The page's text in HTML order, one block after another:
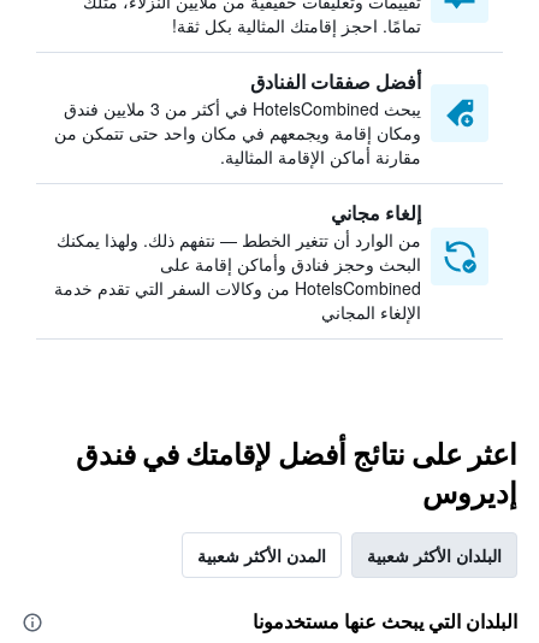
تمامًا. احجز إقامتك المثالية بكل ثقة!
أفضل صفقات الفنادق
يبحث HotelsCombined في أكثر من 3 ملايين فندق
ومكان إقامة ويجمعهم في مكان واحد حتى تتمكن من
مقارنة أماكن الإقامة المثالية.
إلغاء مجاني
من الوارد أن تتغير الخطط — نتفهم ذلك. ولهذا يمكنك
البحث وحجز فنادق وأماكن إقامة على
HotelsCombined من وكالات السفر التي تقدم خدمة
الإلغاء المجاني
اعثر على نتائج أفضل لإقامتك في فندق
إديروس
البلدان الأكثر شعبية المدن الأكثر شعبية
البلدان التي يبحث عنها مستخدمونا